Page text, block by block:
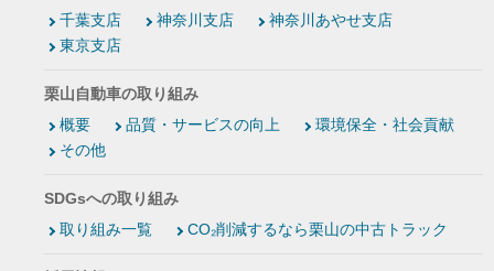
千葉支店
神奈川支店
神奈川あやせ支店
東京支店
栗山自動車の取り組み
概要
品質・サービスの向上
環境保全・社会貢献
その他
SDGsへの取り組み
取り組み一覧
CO₂削減するなら栗山の中古トラック